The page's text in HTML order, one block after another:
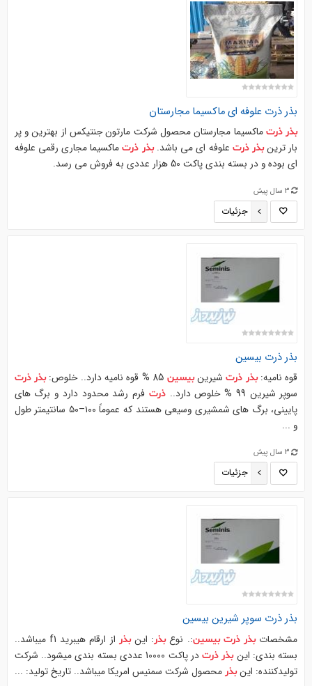
بذرذرت علوفه ای ماکسیما مجارستان
بذر ذرتماکسیما مجارستان محصول شرکت مارتون جنتیکس از بهترین و پر
بار ترینبذر ذرت علوفه ای می باشد.بذر ذرتماکسیما مجاری رقمی علوفه
ای بوده و در بسته بندی پاکت 50 هزار عددی به فروش می رسد.
3 سال پیش
جزئیات
بذر ذرت بیسین
قوه نامیه:بذر ذرتشیرینبیسین بذر ذرت
سوپر شیرین 99 % خلوص دارد.. ذرت فرم رشد محدود دارد و برگ‌ های
پایینی، برگ‌ های شمشیری وسیعی هستند که عموماً ۱۰۰–۵۰ سانتیمتر طول
و ...
3 سال پیش
جزئیات
بذرذرت سوپر شیرین بیسین
مشخصاتبذر ذرت بیسین:. نوعبذر: اینبذر
از ارقام هیبرید f1 میباشد..
بسته بندی: اینبذر ذرت
در پاکت 10000 عددی بسته بندی میشود.. شرکت
تولیدکننده: اینبذرمحصول شرکت سمنیس امریکا میباشد.. تاریخ تولید: ...